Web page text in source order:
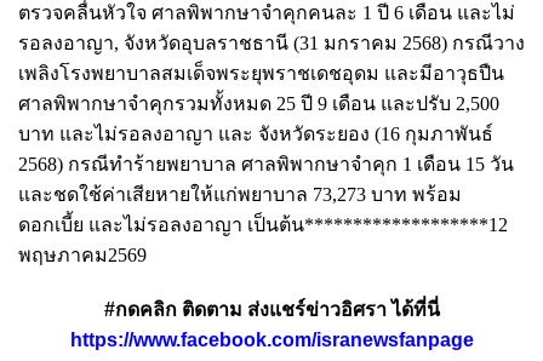
ตรวจคลื่นหัวใจ ศาลพิพากษาจำคุกคนละ 1 ปี 6 เดือน และไม่
รอลงอาญา, จังหวัดอุบลราชธานี (31 มกราคม 2568) กรณีวาง
เพลิงโรงพยาบาลสมเด็จพระยุพราชเดชอุดม และมีอาวุธปืน
ศาลพิพากษาจำคุกรวมทั้งหมด 25 ปี 9 เดือน และปรับ 2,500
บาท และไม่รอลงอาญา และ จังหวัดระยอง (16 กุมภาพันธ์
2568) กรณีทำร้ายพยาบาล ศาลพิพากษาจำคุก 1 เดือน 15 วัน
และชดใช้ค่าเสียหายให้แก่พยาบาล 73,273 บาท พร้อม
ดอกเบี้ย และไม่รอลงอาญา เป็นต้น*******************12
พฤษภาคม2569
#กดคลิก ติดตาม ส่งแชร์ข่าวอิศรา ได้ที่นี่
https://www.facebook.com/isranewsfanpage